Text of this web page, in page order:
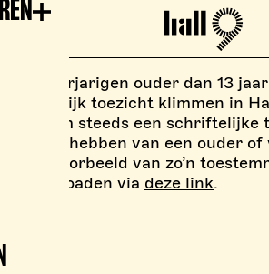
Hall9
Minderjarigen ouder dan 13
ouderlijk toezicht klimmen in
wel om steeds een schriftelijke
zak te hebben van een ouder of
een voorbeeld van zo’n
downloaden via deze link.